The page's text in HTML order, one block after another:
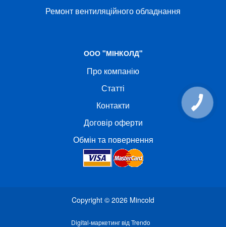
Ремонт вентиляційного обладнання
ООО "МІНКОЛД"
Про компанію
Статті
Контакти
Договір оферти
Обмін та повернення
Copyright © 2026 Mincold
Digital-маркетинг від Trendo
КНОПКА
СВЯЗИ